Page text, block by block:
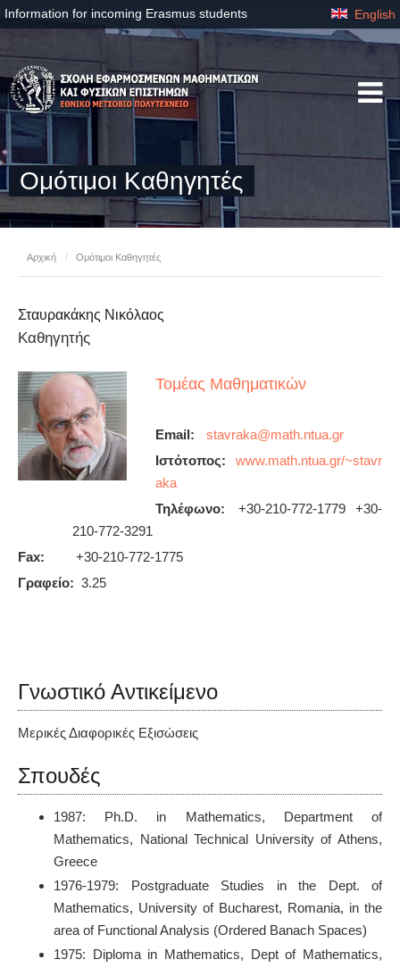
Information for incoming Erasmus students English
Ομότιμοι Καθηγητές
Αρχική / Ομότιμοι Καθηγητές
Σταυρακάκης Νικόλαος
Καθηγητής
Τομέας Μαθηματικών
Email:
Ιστότοπος:
www.math.ntua.gr/~stavr
aka
Τηλέφωνο:
+30-210-772-1779 +30-
210-772-3291
Fax:
+30-210-772-1775
Γραφείο: 3.25
Γνωστικό Αντικείμενο
Μερικές Διαφορικές Εξισώσεις
Σπουδές
1987: Ph.D. in Mathematics, Department of
Mathematics, National Technical University of Athens,
Greece
1976-1979: Postgraduate Studies in the Dept. of
Mathematics, University of Bucharest, Romania, in the
area of Functional Analysis (Ordered Banach Spaces)
1975: Diploma in Mathematics, Dept of Mathematics,